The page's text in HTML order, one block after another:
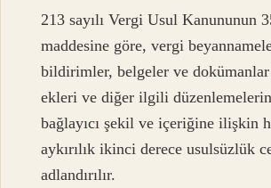
213 sayılı Vergi Usul Kanununun
maddesine göre, vergi
bildirimler, belgeler ve
ekleri ve diğer ilgili
bağlayıcı şekil ve içeriğine ilişkin
aykırılık ikinci derece usulsüzlük
adlandırılır.